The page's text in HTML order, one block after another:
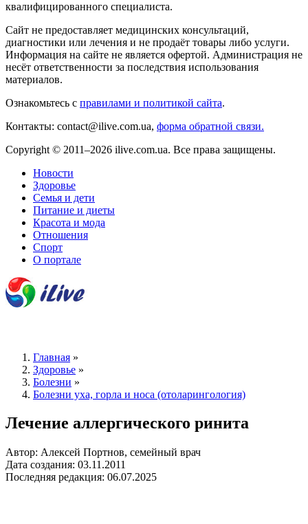
квалифицированного специалиста.
Сайт не предоставляет медицинских консультаций,
диагностики или лечения и не продаёт товары либо услуги.
Информация на сайте не является офертой. Администрация не
несёт ответственности за последствия использования
материалов.
Ознакомьтесь с правилами и политикой сайта.
Контакты: contact@ilive.com.ua, форма обратной связи.
Copyright © 2011–2026 ilive.com.ua. Все права защищены.
Новости
Здоровье
Семья и дети
Питание и диеты
Красота и мода
Отношения
Спорт
О портале
Главная »
Здоровье »
Болезни »
Болезни уха, горла и носа (отоларингология)
Лечение аллергического ринита
Автор: Алексей Портнов, семейный врач
Дата создания: 03.11.2011
Последняя редакция: 06.07.2025